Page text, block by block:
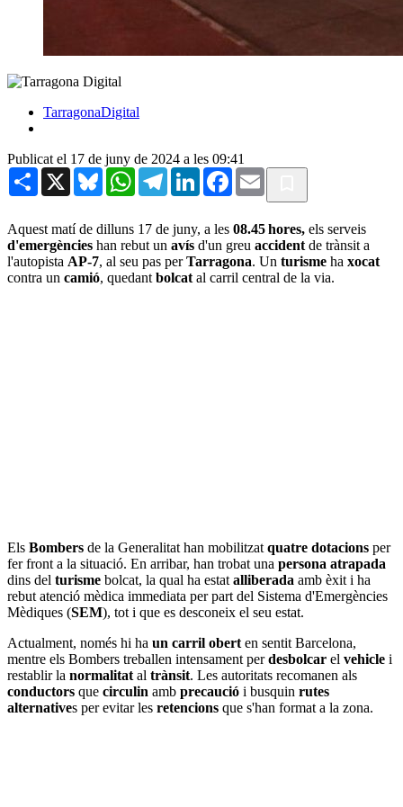
TarragonaDigital
Publicat el 17 de juny de 2024 a les 09:41
Share X BlueskyWhatsAppTelegramLinkedInFacebook
Email
Aquest matí de dilluns 17 de juny, a les 08.45 hores, els serveis
d'emergències han rebut un avís d'un greu accident de trànsit a
l'autopista AP-7, al seu pas perTarragona. Un turisme ha xocat
contra un camió, quedant bolcat al carril central de la via.
Els Bombers de la Generalitat han mobilitzat quatre dotacions per
fer front a la situació. En arribar, han trobat una persona atrapada
dins del turisme bolcat, la qual ha estat alliberada amb èxit i ha
rebut atenció mèdica immediata per part del Sistema d'Emergències
Mèdiques (SEM), tot i que es desconeix el seu estat.
Actualment, només hi ha un carril obert en sentit Barcelona,
mentre els Bombers treballen intensament perdesbolcar el vehicle i
restablir la normalitat al trànsit. Les autoritats recomanen als
conductors que circulin amb precaució i busquin rutes
alternatives per evitar les retencions que s'han format a la zona.